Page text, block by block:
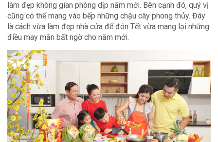
làm đẹp không gian phòng dịp năm mới. Bên cạnh đó, quý vị
cũng có thể mang vào bếp những chậu cây phong thủy. Đây
là cách vừa làm đẹp nhà cửa để đón Tết vừa mang lại những
điều may mắn bất ngờ cho năm mới.